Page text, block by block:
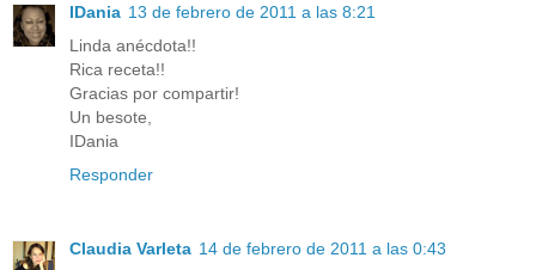
IDania 13 de febrero de 2011 a las 8:21
Linda anécdota!!
Rica receta!!
Gracias por compartir!
Un besote,
IDania
Responder
Claudia Varleta 14 de febrero de 2011 a las 0:43